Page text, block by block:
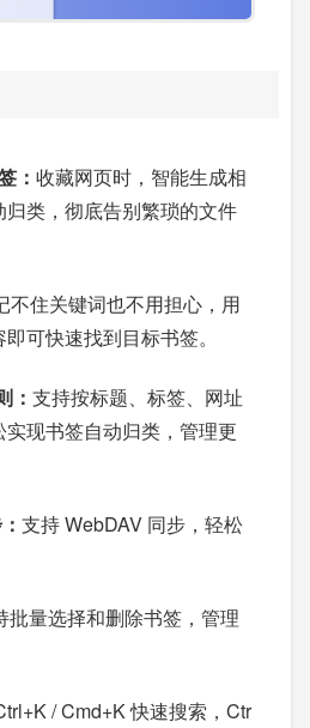
： 收藏网页时，智能生成相
类，彻底告别繁琐的文件
不住关键词也不用担心，用
可快速找到目标书签。
： 支持按标题、标签、网址
现书签自动归类，管理更
支持 WebDAV 同步，轻松
批量选择和删除书签，管理
/ Cmd+K 快速搜索，Ctr